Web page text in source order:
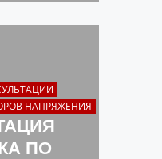
НАПРЯЖЕНИЯ
ПО